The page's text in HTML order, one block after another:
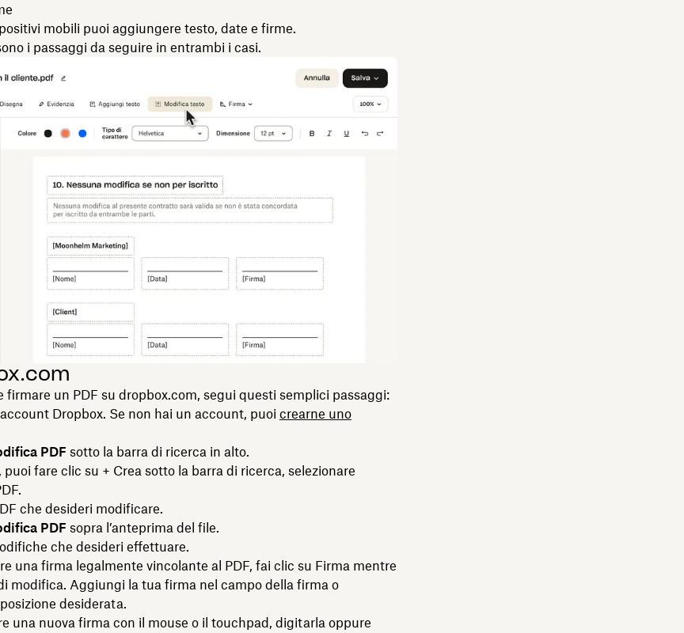
mobili puoi aggiungere testo, date e firme.
i passaggi da seguire in entrambi i casi.
firmare un PDF su dropbox.com, segui questi semplici passaggi:
Dropbox. Se non hai un account, puoi crearne uno
PDF sotto la barra di ricerca in alto.
fare clic su + Crea sotto la barra di ricerca, selezionare
che desideri modificare.
PDF sopra l’anteprima del file.
che desideri effettuare.
una firma legalmente vincolante al PDF, fai clic su Firma mentre
modifica. Aggiungi la tua firma nel campo della firma o
desiderata.
una nuova firma con il mouse o il touchpad, digitarla oppure